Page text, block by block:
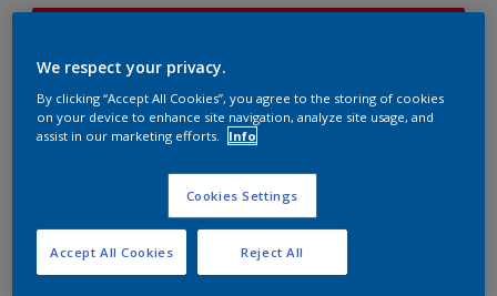
10 L
te bestellen. Houd de website in de gaten, we werken
er hard aan om de voorraad aan te vullen.
Boodschappenlijst
We respect your privacy.
By clicking “Accept All Cookies”, you agree to the storing of cookies
on your device to enhance site navigation, analyze site usage, and
assist in our marketing efforts.
Info
Cookies Settings
Reject All
Accept All Cookies